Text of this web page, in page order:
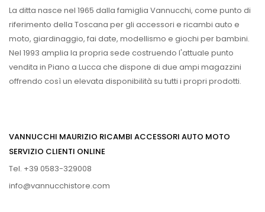
La ditta nasce nel 1965 dalla famiglia Vannucchi, come punto di
riferimento della Toscana per gli accessori e ricambi auto e
moto, giardinaggio, fai date, modellismo e giochi per bambini.
Nel 1993 amplia la propria sede costruendo l'attuale punto
vendita in Piano a Lucca che dispone di due ampi magazzini
offrendo così un elevata disponibilità su tutti i propri prodotti.
VANNUCCHI MAURIZIO RICAMBI ACCESSORI AUTO MOTO
SERVIZIO CLIENTI ONLINE
Tel. +39 0583-329008
info@vannucchistore.com